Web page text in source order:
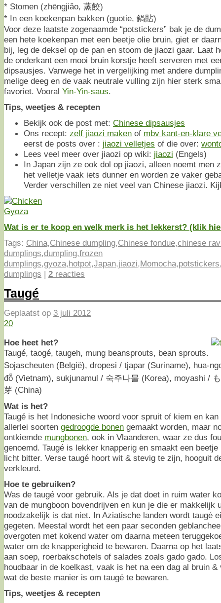
* Stomen (zhēngjiǎo, 蒸餃)
* In een koekenpan bakken (guōtiē, 鍋貼)
Voor deze laatste zogenaamde “potstickers” bak je de
een hete koekenpan met een beetje olie bruin, giet er
bij, leg de deksel op de pan en stoom de jiaozi gaar. Laat
de onderkant een mooi bruin korstje heeft serveren met
dipsausjes. Vanwege het in vergelijking met andere
melige deeg en de vaak neutrale vulling zijn hier sterk
favoriet. Vooral Yin-Yin-saus.
Tips, weetjes & recepten
Bekijk ook de post met: Chinese dipsausjes
Ons recept: zelf jiaozi maken of mbv kant-en-klare
eerst de posts over : jiaozi velletjes of die over:
Lees veel meer over jiaozi op wiki: jiaozi (Engels)
In Japan zijn ze ook dol op jiaozi, alleen noemt men
het velletje vaak iets dunner en worden ze vaker
Verder verschillen ze niet veel van Chinese jiaozi.
Wat is er te koop en welk merk is het lekkerst? (klik
Tags: China,Chinese dumpling,Chinese fondue,chinese
dumplings,dumpling,frozen
dumplings,gyoza,hotpot,Japan,jiaozi,Momocha,potstickers
dumplings | 2 reacties
Taugé
Geplaatst op 3 juli 2012
20
Hoe heet het?
Taugé, taogé, taugeh, mung beansprouts, bean sprouts.
Sojascheuten (België), dropesi / tjapar (Suriname), hua-
đỗ (Vietnam), sukjunamul / 숙주나물 (Korea), moyashi /
芽 (China)
Wat is het?
Taugé is het Indonesiche woord voor spruit of kiem en
allerlei soorten gedroogde bonen gemaakt worden, maar
ontkiemde mungbonen, ook in Vlaanderen, waar ze dus
genoemd. Taugé is lekker knapperig en smaakt een
licht bitter. Verse taugé hoort wit & stevig te zijn, hooguit
verkleurd.
Hoe te gebruiken?
Was de taugé voor gebruik. Als je dat doet in ruim water
van de mungboon bovendrijven en kun je die er makkelijk
noodzakelijk is dat niet. In Aziatische landen wordt taugé
gegeten. Meestal wordt het een paar seconden
overgoten met kokend water om daarna meteen
water om de knapperigheid te bewaren. Daarna op het
aan soep, roerbakschotels of salades zoals gado gado.
houdbaar in de koelkast, vaak is het na een dag al bruin
wat de beste manier is om taugé te bewaren.
Tips, weetjes & recepten